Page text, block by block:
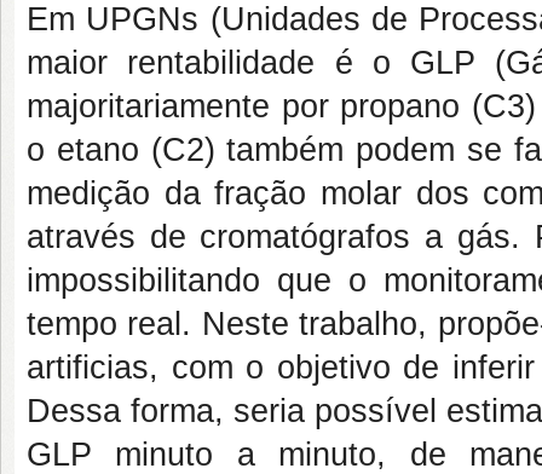
Em UPGNs (Unidades de
maior rentabilidade é o GLP
majoritariamente por propano
o etano (C2) também podem se
medição da fração molar dos
através de cromatógrafos a gás.
impossibilitando que o
tempo real. Neste trabalho,
artificias, com o objetivo de
Dessa forma, seria possível
GLP minuto a minuto, de